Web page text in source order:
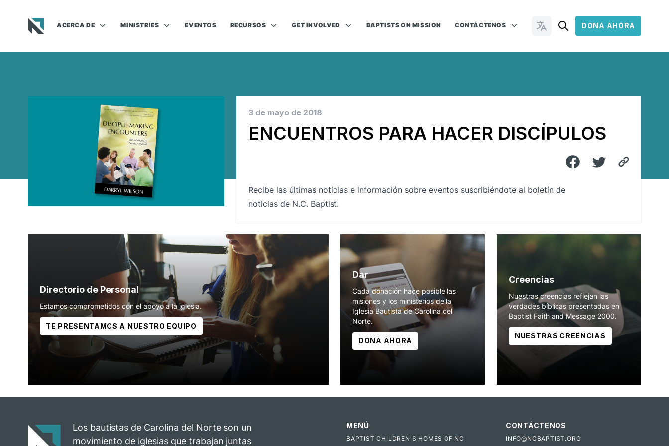
ACERCA DE MINISTRIES EVENTOS RECURSOS GET INVOLVED BAPTISTS ON MISSION CONTÁCTENOS Cambiar idiomaDONA AHORA
3 de mayo de 2018
ENCUENTROS PARA HACER DISCÍPULOS
Recibe las últimas noticias e información sobre eventos suscribiéndote al boletín de
noticias de N.C. Baptist.
Directorio de Personal
Estamos comprometidos con el apoyo a la iglesia.
TE PRESENTAMOS A NUESTRO EQUIPO
Dar
Cada donación hace posible las
misiones y los ministerios de la
Iglesia Bautista de Carolina del
Norte.
DONA AHORA
Creencias
Nuestras creencias reflejan las
verdades bíblicas presentadas en
Baptist Faith and Message 2000.
NUESTRAS CREENCIAS
Los bautistas de Carolina del Norte son un
movimiento de iglesias que trabajan juntas
MENÚ
BAPTIST CHILDREN'S HOMES OF NC
CONTÁCTENOS
INFO@NCBAPTIST.ORG